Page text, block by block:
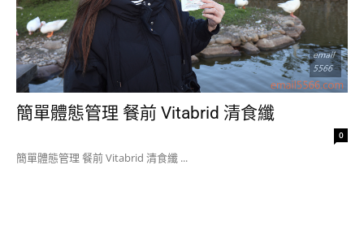
簡單體態管理 餐前 Vitabrid 清食纖
0
簡單體態管理 餐前 Vitabrid 清食纖 ...